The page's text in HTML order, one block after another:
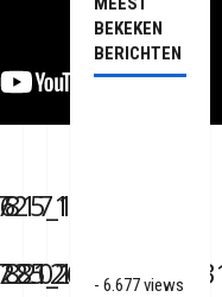
BEKEKEN
BERICHTEN
- 6.677 views